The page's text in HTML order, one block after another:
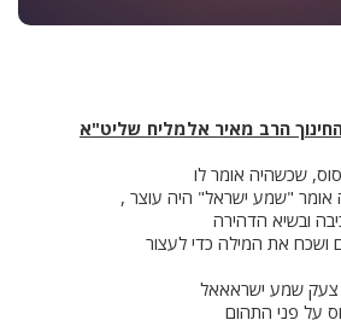
הרב מאיר אלמליח שליט"א
שכשהיה אומר לו
אומר "שמע ישראל" היה עוצר ,
ובשיא הדהירה
ושכח את המילה כדי לעצור
צעק שמע ישראאאל
על פני התהום